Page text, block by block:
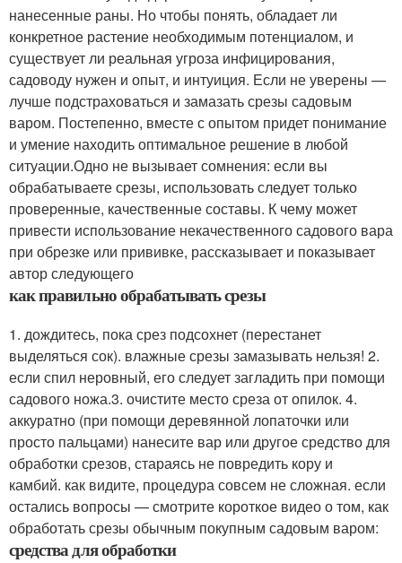
нанесенные раны. Но чтобы понять, обладает ли
конкретное растение необходимым потенциалом, и
существует ли реальная угроза инфицирования,
садоводу нужен и опыт, и интуиция. Если не уверены —
лучше подстраховаться и замазать срезы садовым
варом. Постепенно, вместе с опытом придет понимание
и умение находить оптимальное решение в любой
ситуации.Одно не вызывает сомнения: если вы
обрабатываете срезы, использовать следует только
проверенные, качественные составы. К чему может
привести использование некачественного садового вара
при обрезке или прививке, рассказывает и показывает
автор следующего
как правильно обрабатывать срезы
1. дождитесь, пока срез подсохнет (перестанет
выделяться сок). влажные срезы замазывать нельзя! 2.
если спил неровный, его следует загладить при помощи
садового ножа.3. очистите место среза от опилок. 4.
аккуратно (при помощи деревянной лопаточки или
просто пальцами) нанесите вар или другое средство для
обработки срезов, стараясь не повредить кору и
камбий. как видите, процедура совсем не сложная. если
остались вопросы — смотрите короткое видео о том, как
обработать срезы обычным покупным садовым варом:
средства для обработки